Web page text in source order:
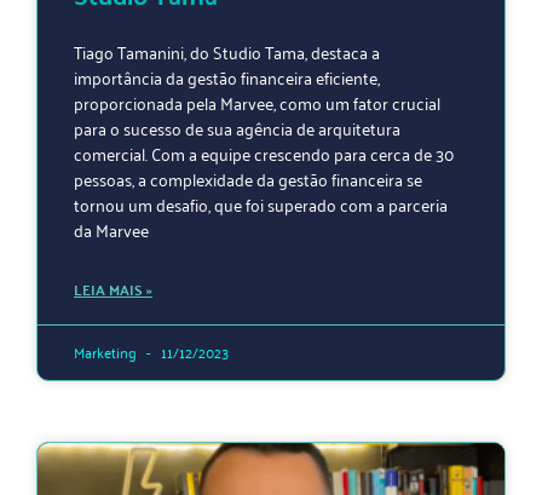
Tiago Tamanini, do Studio Tama, destaca a
importância da gestão financeira eficiente,
proporcionada pela Marvee, como um fator crucial
para o sucesso de sua agência de arquitetura
comercial. Com a equipe crescendo para cerca de 30
pessoas, a complexidade da gestão financeira se
tornou um desafio, que foi superado com a parceria
da Marvee
LEIA MAIS »
Marketing 11/12/2023